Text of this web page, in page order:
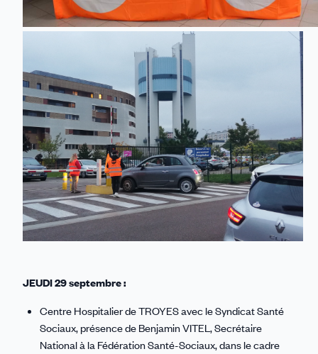
JEUDI 29 septembre :
Centre Hospitalier de TROYESavec le Syndicat Santé
Sociaux, présence de Benjamin VITEL, Secrétaire
National à la Fédération Santé-Sociaux, dans le cadre